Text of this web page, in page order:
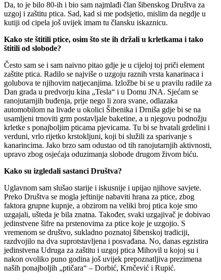
Da, to je bilo 80-ih i bio sam najmlađi član šibenskog Društva za
uzgoj i zaštitu ptica. Sad, kad si me podsjetio, mislim da negdje u
kutiji od cipela još uvijek imam tu člansku iskaznicu.
Kako ste štitili ptice, osim što ste ih držali u krletkama i tako
štitili od slobode?
Često sam se i sam naivno pitao gdje je u cijeloj toj priči element
zaštite ptica. Radilo se najviše o uzgoju raznih vrsta kanarinaca i
golubova te njihovim natjecanjima. Izložbe bi se u pravilu radile za
Dan grada u predvorju kina „Tesla“ i u Domu JNA. Sjećam se
ranojutarnjih buđenja, prije nego li zora svane, odlazaka
automobilom na livade u okolici Šibenika i Drniša gdje bi se na
usamljeni trnoviti grm postavljale baketine, a u njegovu podnožju
krletke s ponajboljim pticama pjevicama. Tu bi se hvatali grdelini i
verduni, vrlo rijetko krstokljuni, koji bi služili za sparivanje s
kanarincima. Jako brzo sam odustao od tih ranojutarnjih aktivnosti,
upravo zbog osjećaja oduzimanja slobode drugom živom biću.
Kako su izgledali sastanci Društva?
Uglavnom sam slušao starije i iskusnije i upijao njihove savjete.
Preko Društva se mogla jeftinije nabaviti hrana za ptice, zbog
faktora grupne kupnje, a obzirom na veliki broj ptica koje smo
uzgajali, ušteda je bila znatna. Također, svaki uzgajivač je dobivao
jedinstvene šifre na prstenovima za ptice koje je uzgojio. S
vremenom se društvo, sukladno poznatoj šibenskoj tradiciji,
razdvojilo na dva suprotstavljena i posvađana. No, danas egzistira
jedinstvena Udruga za zaštitu i uzgoj ptica Mihovil u kojoj su i
nakon ovoliko puno godina još uvijek prepoznatljiva prezimena
naših ponajboljih „ptičara“ – Dorbić, Krnčević i Rupić.